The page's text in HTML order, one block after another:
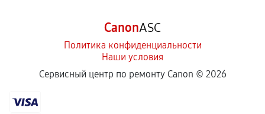
CanonASC
Политика конфиденциальности
Наши условия
Сервисный центр по ремонту Canon © 2026